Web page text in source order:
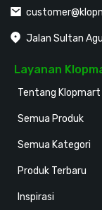
Jalan Sultan
Layanan
Tentang Klopmart
Semua Produk
Semua Kategori
Produk Terbaru
Inspirasi